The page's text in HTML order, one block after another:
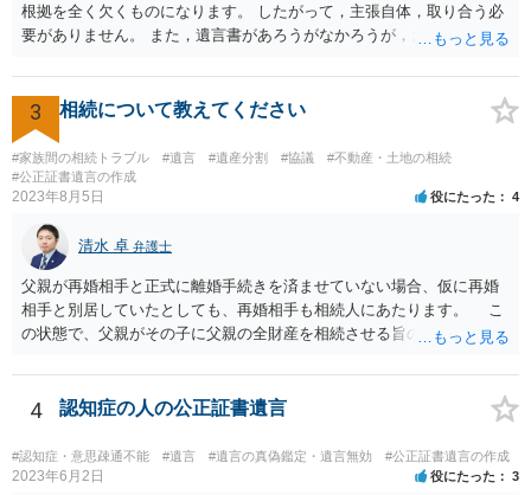
根拠を全く欠くものになります。 したがって，主張自体，取り合う必
要がありません。 また，遺言書があろうがなかろうが，お父上のご兄
ご回答にもありますが， 代理人弁護士をたてて，その弁護士から相手
方に対して， ・相続に関する主張は法的根拠がなく，一切応じないこ
と ・今後一切の連絡をしてこないでほしいこと ・連絡を継続してくる
ようであれば警察への通報や法的措置も辞さないこと などを記載した
書面を発送してもらうことがよろしいように思います。
3 相続について教えてください
#家族間の相続トラブル #遺言 #遺産分割 #協議
#不動産・土地の相続
#公正証書遺言の作成
2023年8月5日 役にたった 4
清水 卓 弁護士
父親が再婚相手と正式に離婚手続きを済ませていない場合、仮に再婚
相手と別居していたとしても、再婚相手も相続人にあたります。 こ
の状態で、父親がその子に父親の全財産を相続させる旨の公正証書遺
が、再婚相手の遺留分を侵害しているため、再婚相手から相続人
（子）に対して遺留分侵害額請求権が行使される可能性があります。
お悩みのようであれば、問題の当事者であるお父様本人がお住まい
の地域等の弁護士に直接相談してみるのが望ましいように思います。
【参考】民法 （遺留分侵害額の請求） 第千四十六条 遺留分権利者及
4 認知症の人の公正証書遺言
#認知症・意思疎通不能 #遺言 #遺言の真偽鑑定・遺言無効 #公正証書遺言の作成
2023年6月2日 役にたった 3